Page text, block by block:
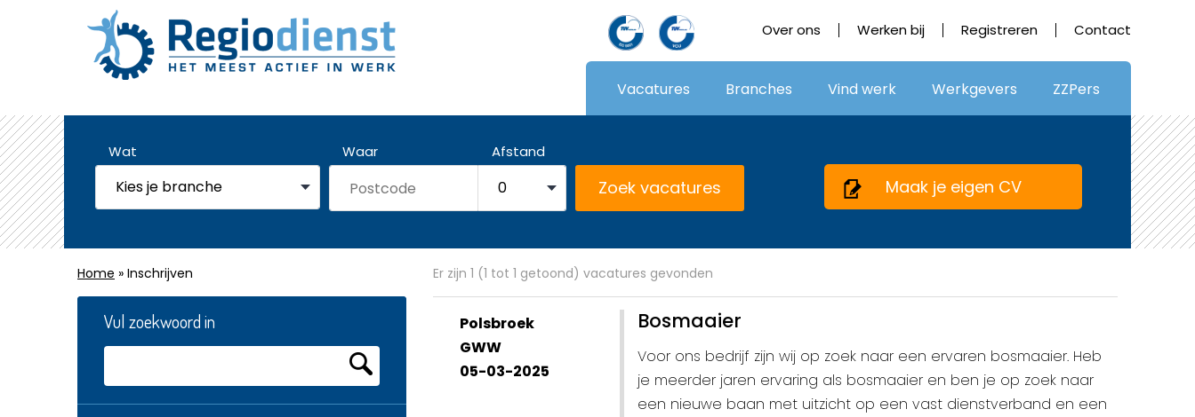
Over ons Werken bij Registreren Contact
Vacatures Branches Vind werk Werkgevers ZZPers
Wat Waar Afstand
Maak je eigen CV
Home » Inschrijven Er zijn 1 (1 tot 1 getoond) vacatures gevonden
Vul zoekwoord in
Polsbroek
GWW
05-03-2025
Bosmaaier
Voor ons bedrijf zijn wij op zoek naar een ervaren bosmaaier. Heb
je meerder jaren ervaring als bosmaaier en ben je op zoek naar
een nieuwe baan met uitzicht op een vast dienstverband en een